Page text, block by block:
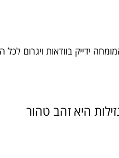
ידייק בוודאות ויגרום לכל